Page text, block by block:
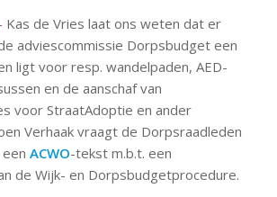
Kas de Vries laat ons weten dat er
adviescommissie Dorpsbudget een
ligt voor resp. wandelpaden, AED-
en de aanschaf van
voor StraatAdoptie en ander
Verhaak vraagt de Dorpsraadleden
ACWO-tekst m.b.t. een
de Wijk- en Dorpsbudgetprocedure.